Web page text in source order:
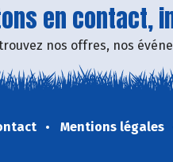
en contact,
nos offres, nos
Mentions légales